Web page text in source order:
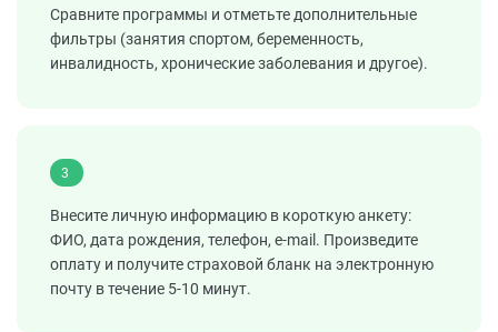
Сравните программы и отметьте дополнительные
фильтры (занятия спортом, беременность,
инвалидность, хронические заболевания и другое).
3
Внесите личную информацию в короткую анкету:
ФИО, дата рождения, телефон, e-mail. Произведите
оплату и получите страховой бланк на электронную
почту в течение 5-10 минут.